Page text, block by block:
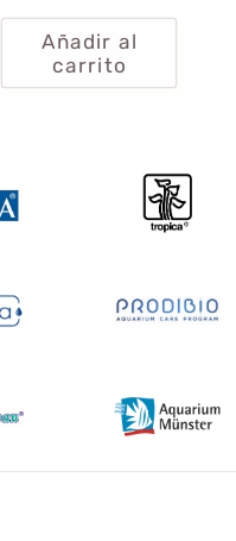
habitual
Añadir al
carrito